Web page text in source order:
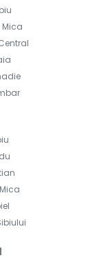
Mica